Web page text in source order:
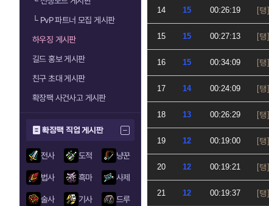
└PvP 파트너 모집 게시판
하우징 게시판
길드 홍보 게시판
친구 초대 게시판
확장팩 사건사고 게시판
확장팩 직업 게시판
전사 도적 냥꾼
법사 흑마 사제
술사 기사 드루
14 15 00:26:19
15 15 00:27:13
16 15 00:34:09
17 14 00:24:09
18 13 00:26:29
19 12 00:19:00
20 12 00:19:21
21 12 00:19:37